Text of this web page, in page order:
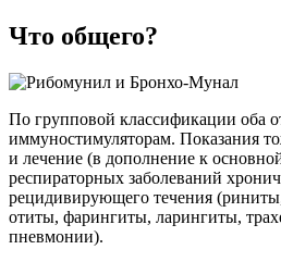
Что общего?
По групповой классификации оба
иммуностимуляторам. Показания
и лечение (в дополнение к
респираторных заболеваний
рецидивирующего течения
отиты, фарингиты, ларингиты,
пневмонии).